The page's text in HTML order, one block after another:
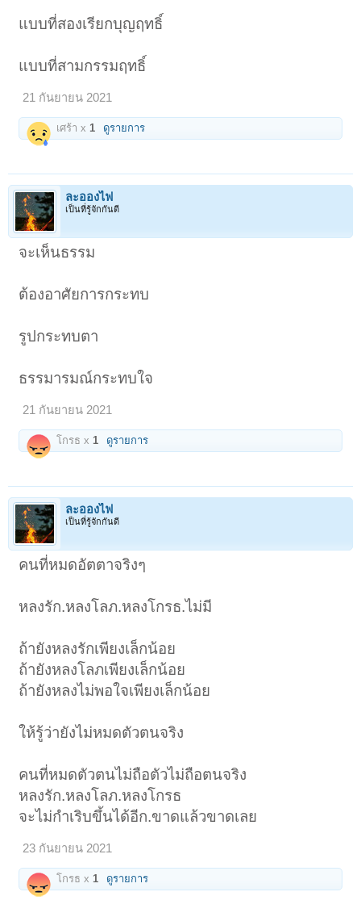
แบบที่สองเรียกบุญฤทธิ์
แบบที่สามกรรมฤทธิ์
21 กันยายน 2021
เศร้า x 1 ดูรายการ
ละอองไฟ
เป็นที่รู้จักกันดี
จะเห็นธรรม
ต้องอาศัยการกระทบ
รูปกระทบตา
ธรรมารมณ์กระทบใจ
21 กันยายน 2021
โกรธ x 1 ดูรายการ
ละอองไฟ
เป็นที่รู้จักกันดี
คนที่หมดอัตตาจริงๆ
หลงรัก.หลงโลภ.หลงโกรธ.ไม่มี
ถ้ายังหลงรักเพียงเล็กน้อย
ถ้ายังหลงโลภเพียงเล็กน้อย
ถ้ายังหลงไม่พอใจเพียงเล็กน้อย
ให้รู้ว่ายังไม่หมดตัวตนจริง
คนที่หมดตัวตนไม่ถือตัวไม่ถือตนจริง
หลงรัก.หลงโลภ.หลงโกรธ
จะไม่กำเริบขึ้นได้อีก.ขาดแล้วขาดเลย
23 กันยายน 2021
โกรธ x1 ดูรายการ